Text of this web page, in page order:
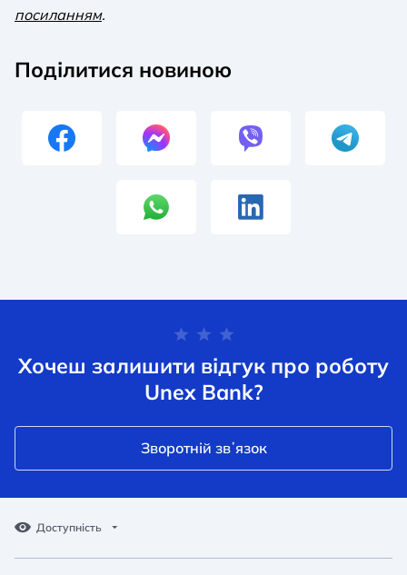
посиланням.
Поділитися новиною
Хочеш залишити відгук про роботу
Unex Bank?
Зворотній звʼязок
Доступність